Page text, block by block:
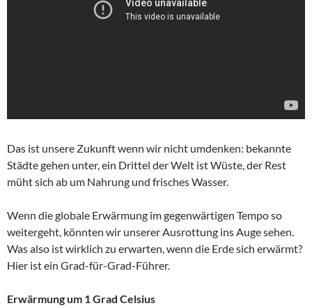
Das ist unsere Zukunft wenn wir nicht umdenken: bekannte
Städte gehen unter, ein Drittel der Welt ist Wüste, der Rest
müht sich ab um Nahrung und frisches Wasser.
Wenn die globale Erwärmung im gegenwärtigen Tempo so
weitergeht, könnten wir unserer Ausrottung ins Auge sehen.
Was also ist wirklich zu erwarten, wenn die Erde sich erwärmt?
Hier ist ein Grad-für-Grad-Führer.
Erwärmung um 1 Grad Celsius